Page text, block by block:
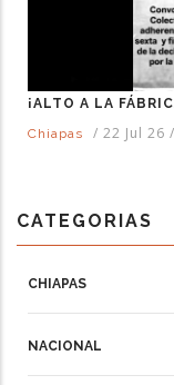
¡ALTO A LA
Chiapas
/ 22 Jul 26 /
CATEGORIAS
CHIAPAS
NACIONAL